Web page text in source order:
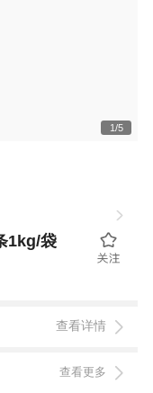
1/5
1kg/袋
查看详情
查看更多